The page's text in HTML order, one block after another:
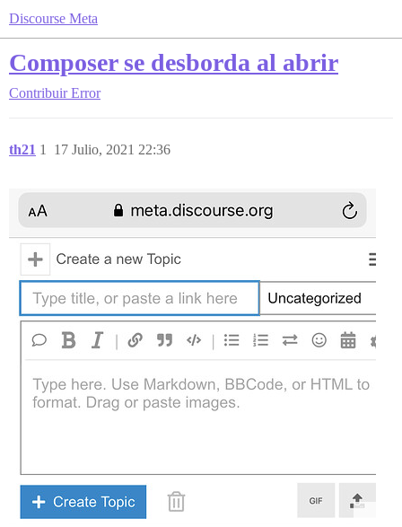
Discourse Meta
Composer se desborda al abrir
Contribuir Error
th21 17 Julio, 2021 22:36
1